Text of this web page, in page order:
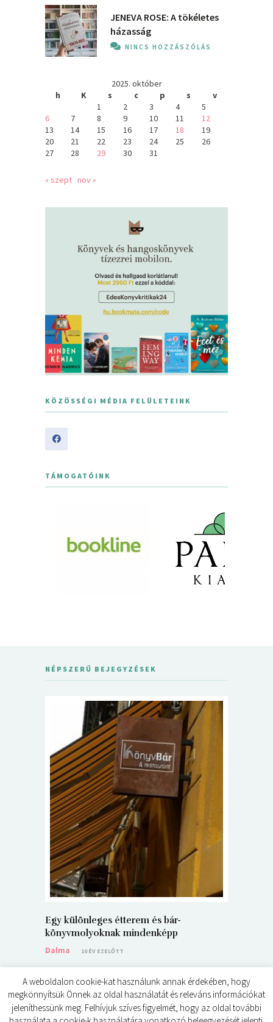
JENEVA ROSE: A ​tökéletes
házasság
NINCS HOZZÁSZÓLÁS
2025. október
h
K s c p s
v
1
2 3 4
5
6
7 8 9 10 11
12
13
14 15 16 17 18
19
20
21 22 23 24 25
26
27
28 29 30 31
« szept nov »
KÖZÖSSÉGI MÉDIA FELÜLETEINK
TÁMOGATÓINK
NÉPSZERŰ BEJEGYZÉSEK
Egy különleges étterem és bár-
könyvmolyoknak mindenképp
Dalma
10 ÉV EZELŐTT
A weboldalon cookie-kat használunk annak érdekében, hogy
megkönnyítsük Önnek az oldal használatát és releváns információkat
jeleníthessünk meg. Felhívjuk szíves figyelmét, hogy az oldal további